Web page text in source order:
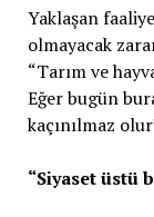
Yaklaşan
olmayacak
“Tarım ve
Eğer bugün
kaçınılmaz
“Siyaset üstü